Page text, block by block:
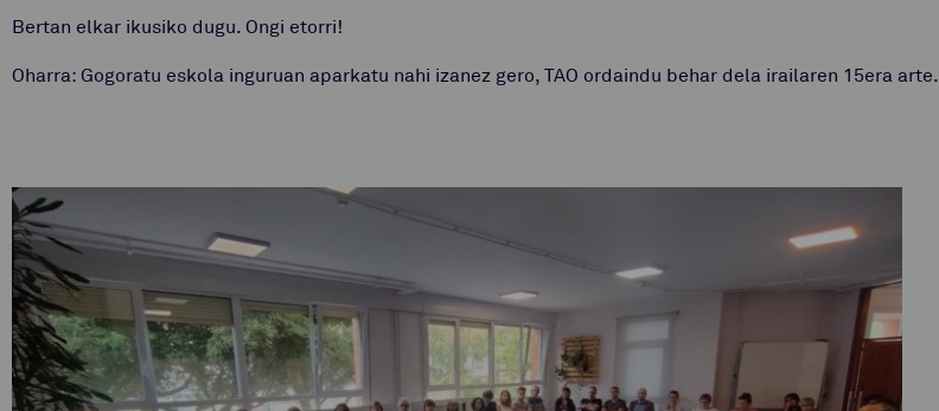
Bertan elkar ikusiko dugu. Ongi etorri!
Oharra: Gogoratu eskola inguruan aparkatu nahi izanez gero, TAO ordaindu behar dela irailaren 15era arte.